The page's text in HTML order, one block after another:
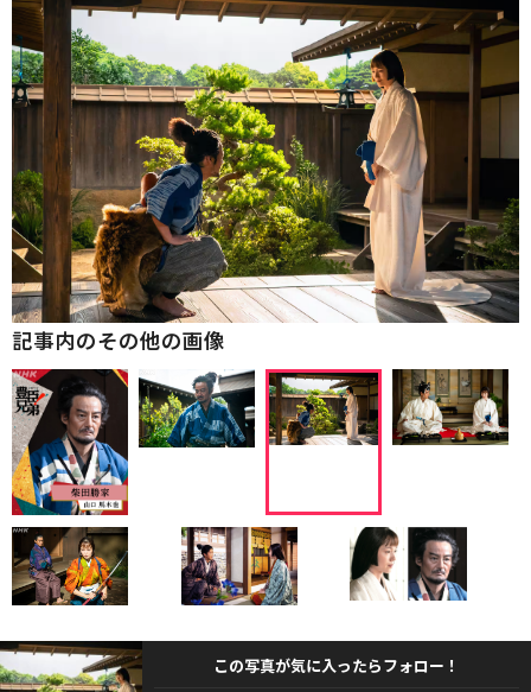
記事内のその他の画像
この写真が気に入ったらフォロー！